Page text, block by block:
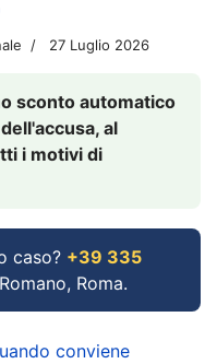
27 Luglio 2026
sconto automatico
al
i motivi di
caso? +39 335
Roma.
conviene